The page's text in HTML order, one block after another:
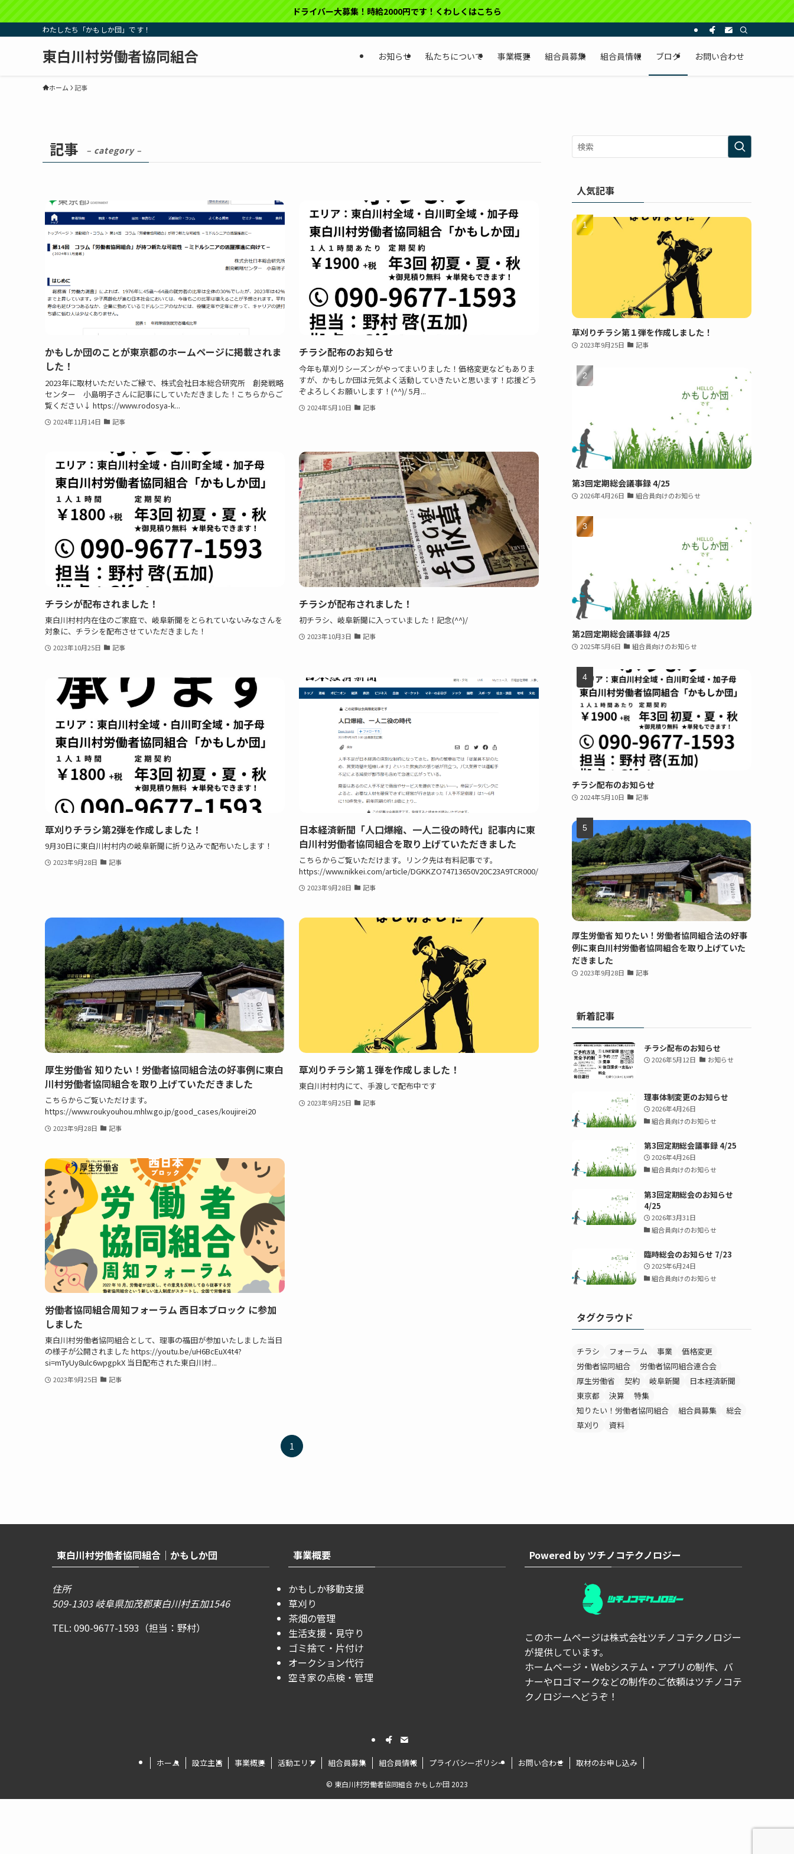
ドライバー大募集！時給2000円です！くわしくはこちら
わたしたち「かもしか団」です！
東白川村労働者協同組合 お知らせ 私たちについて 事業概要 組合員募集 組合員情報 ブログ お問い合わせ
ホーム 記事
記事 – category –
かもしか団のことが東京都のホームページに掲載されま
した！
2023年に取材いただいたご縁で、株式会社日本総合研究所 創発戦略
センター 小島明子さんに記事にしていただきました！こちらからご
覧ください↓ https://www.rodosya-k...
2024年11月14日 記事
チラシ配布のお知らせ
今年も草刈りシーズンがやってまいりました！価格変更などもありま
すが、かもしか団は元気よく活動していきたいと思います！応援どう
ぞよろしくお願いします！(^^)/ 5月...
2024年5月10日 記事
チラシが配布されました！
東白川村村内在住のご家庭で、岐阜新聞をとられていないみなさんを
対象に、チラシを配布させていただきました！
2023年10月25日 記事
チラシが配布されました！
初チラシ、岐阜新聞に入っていました！記念(^^)/
2023年10月3日 記事
草刈りチラシ第2弾を作成しました！
9月30日に東白川村村内の岐阜新聞に折り込みで配布いたします！
2023年9月28日 記事
日本経済新聞「人口爆縮、一人二役の時代」記事内に東
白川村労働者協同組合を取り上げていただきました
こちらからご覧いただけます。リンク先は有料記事です。
https://www.nikkei.com/article/DGKKZO74713650V20C23A9TCR000/
2023年9月28日 記事
厚生労働省 知りたい！労働者協同組合法の好事例に東白
川村労働者協同組合を取り上げていただきました
こちらからご覧いただけます。
https://www.roukyouhou.mhlw.go.jp/good_cases/koujirei20
2023年9月28日 記事
草刈りチラシ第１弾を作成しました！
東白川村村内にて、手渡しで配布中です
2023年9月25日 記事
労働者協同組合周知フォーラム 西日本ブロック に参加
しました
東白川村労働者協同組合として、理事の福田が参加いたしました当日
の様子が公開されました https://youtu.be/uH6BcEuX4t4?
si=mTyUy8ulc6wpgpkX 当日配布された東白川村...
2023年9月25日 記事
1
人気記事
草刈りチラシ第１弾を作成しました！
2023年9月25日 記事
第3回定期総会議事録 4/25
2026年4月26日 組合員向けのお知らせ
第2回定期総会議事録 4/25
2025年5月6日 組合員向けのお知らせ
チラシ配布のお知らせ
2024年5月10日 記事
厚生労働省 知りたい！労働者協同組合法の好事
例に東白川村労働者協同組合を取り上げていた
だきました
2023年9月28日 記事
新着記事
チラシ配布のお知らせ
2026年5月12日 お知らせ
理事体制変更のお知らせ
2026年4月26日
組合員向けのお知らせ
第3回定期総会議事録 4/25
2026年4月26日
組合員向けのお知らせ
第3回定期総会のお知らせ
4/25
2026年3月31日
組合員向けのお知らせ
臨時総会のお知らせ 7/23
2025年6月24日
組合員向けのお知らせ
タグクラウド
チラシ フォーラム 事業
価格変更
労働者協同組合
労働者協同組合連合会
厚生労働省
契約 岐阜新聞
日本経済新聞
東京都
決算
特集
知りたい！労働者協同組合
組合員募集
総会
草刈り
資料
東白川村労働者協同組合｜かもしか団
住所
509-1303 岐阜県加茂郡東白川村五加1546
TEL: 090-9677-1593（担当：野村）
事業概要
かもしか移動支援
草刈り
茶畑の管理
生活支援・見守り
ゴミ捨て・片付け
オークション代行
空き家の点検・管理
Powered by ツチノコテクノロジー
このホームページは株式会社ツチノコテクノロジー
が提供しています。
ホームページ・Webシステム・アプリの制作、バ
ナーやロゴマークなどの制作のご依頼はツチノコテ
クノロジーへどうぞ！
ホーム 設立主旨 事業概要 活動エリア 組合員募集 組合員情報 プライバシーポリシー お問い合わせ 取材のお申し込み
© 東白川村労働者協同組合 かもしか団 2023